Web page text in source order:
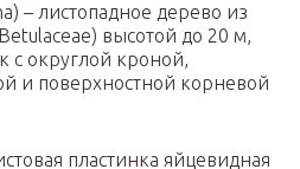
– листопадное дерево из
высо­той до 20 м,
с округлой кроной,
и поверх­ностной корневой
пластинка яйцевидная